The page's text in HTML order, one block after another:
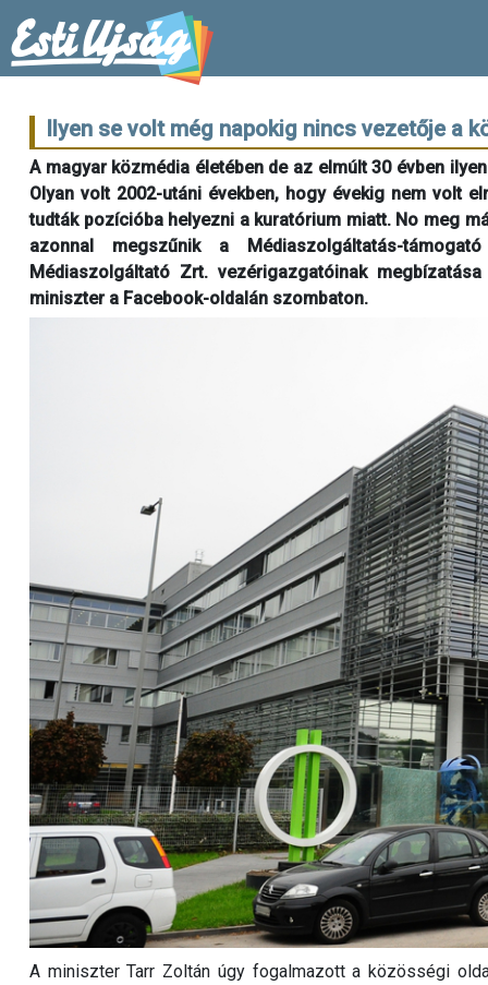
Ilyen se volt még napokig nincs vezetője a
A magyar közmédia életében de az elmúlt 30 évben
Olyan volt 2002-utáni években, hogy évekig nem volt
tudták pozícióba helyezni a kuratórium miatt. No meg
azonnal megszűnik a Médiaszolgáltatás-
Médiaszolgáltató Zrt. vezérigazgatóinak
miniszter a Facebook-oldalán szombaton.
A miniszter Tarr Zoltán úgy fogalmazott a közösségi